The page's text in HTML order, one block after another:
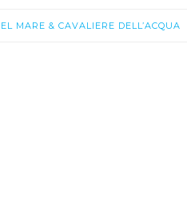
MARE & CAVALIERE DELL’ACQUA